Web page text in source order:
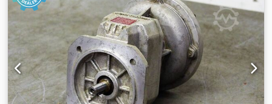
ângulo B3 -Eixo: Ø 18 x 18 mm em ambos os lados -Classe
de proteção: IP 54 -Número: 2x motoredutor disponível -
Preço: por peça -Dimensões: 450/140/H185 mm Dcjdpfx
Aeikbrfeggok -Peso: 15 kg/unidade